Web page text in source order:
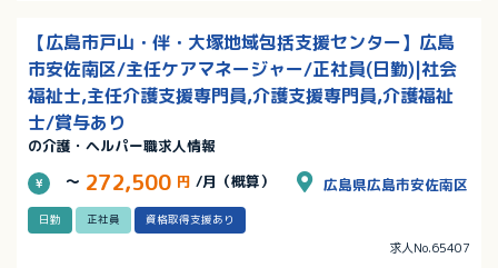
【広島市戸山・伴・大塚地域包括支援センター】広島
市安佐南区/主任ケアマネージャー/正社員(日勤)|社会
福祉士,主任介護支援専門員,介護支援専門員,介護福祉
士/賞与あり
の介護・ヘルパー職求人情報
～ 272,500 円 /月（概算） 広島県広島市安佐南区
日勤 正社員 資格取得支援あり
求人No.65407